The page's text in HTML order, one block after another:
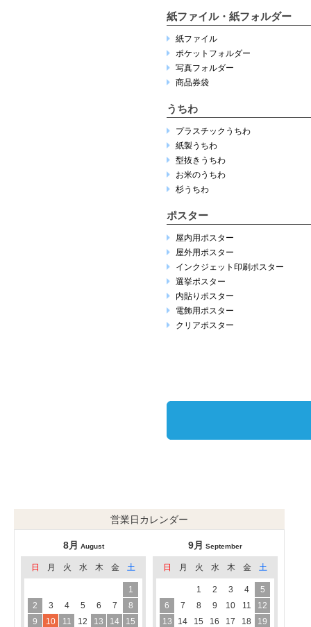
紙ファイル・紙フォルダー
紙ファイル
ポケットフォルダー
写真フォルダー
商品券袋
うちわ
プラスチックうちわ
紙製うちわ
型抜きうちわ
お米のうちわ
杉うちわ
ポスター
屋内用ポスター
屋外用ポスター
インクジェット印刷ポスター
選挙ポスター
内貼りポスター
電飾用ポスター
クリアポスター
営業日カレンダー
8月 August
日 月 火 水 木 金 土
1
2
3 4 5 6 7
8
9
10 11 12 13 14
15
9月 September
日 月 火 水 木 金 土
1 2 3 4
5
6
7 8 9 10 11
12
13
14 15 16 17 18
19